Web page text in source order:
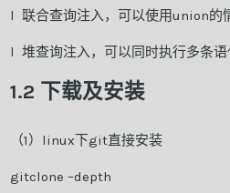
l 联合查询注入，可以使用union的
l 堆查询注入，可以同时执行多条语
1.2 下载及安装
（1）linux下git直接安装
gitclone –depth